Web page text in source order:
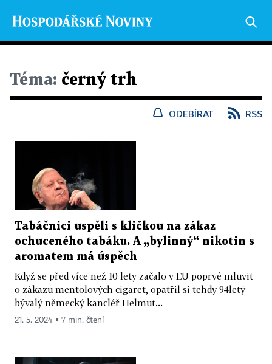
Téma: černý trh
ODEBÍRAT RSS
Tabáčníci uspěli s kličkou na zákaz
ochuceného tabáku. A „bylinný“ nikotin s
aromatem má úspěch
Když se před více než 10 lety začalo v EU poprvé mluvit
o zákazu mentolových cigaret, opatřil si tehdy 94letý
bývalý německý kancléř Helmut...
21. 5. 2024 ▪ 7 min. čtení